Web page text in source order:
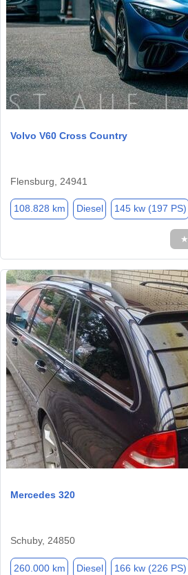
Volvo V60 Cross Country
Flensburg, 24941
108.828 km Diesel 145 kw (197 PS)
★
Mercedes 320
Schuby, 24850
260.000 km Diesel 166 kw (226 PS)